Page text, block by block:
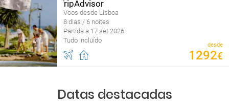
Voos desde Lisboa
8 dias / 6 noites
Partida a 17 set 2026
Tudo incluído
desde
1292€
Datas destacadas